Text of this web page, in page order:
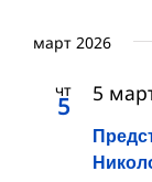
март 2026
чт
5 5